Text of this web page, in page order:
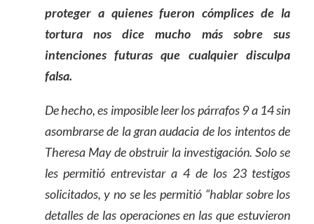
proteger a quienes fueron cómplices de la
tortura nos dice mucho más sobre sus
intenciones futuras que cualquier disculpa
falsa.
De hecho, es imposible leer los párrafos 9 a 14 sin
asombrarse de la gran audacia de los intentos de
Theresa May de obstruir la investigación. Solo se
les permitió entrevistar a 4 de los 23 testigos
solicitados, y no se les permitió “hablar sobre los
detalles de las operaciones en las que estuvieron